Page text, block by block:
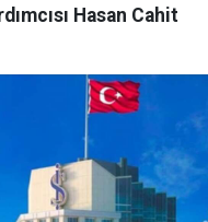
Hasan Cahit